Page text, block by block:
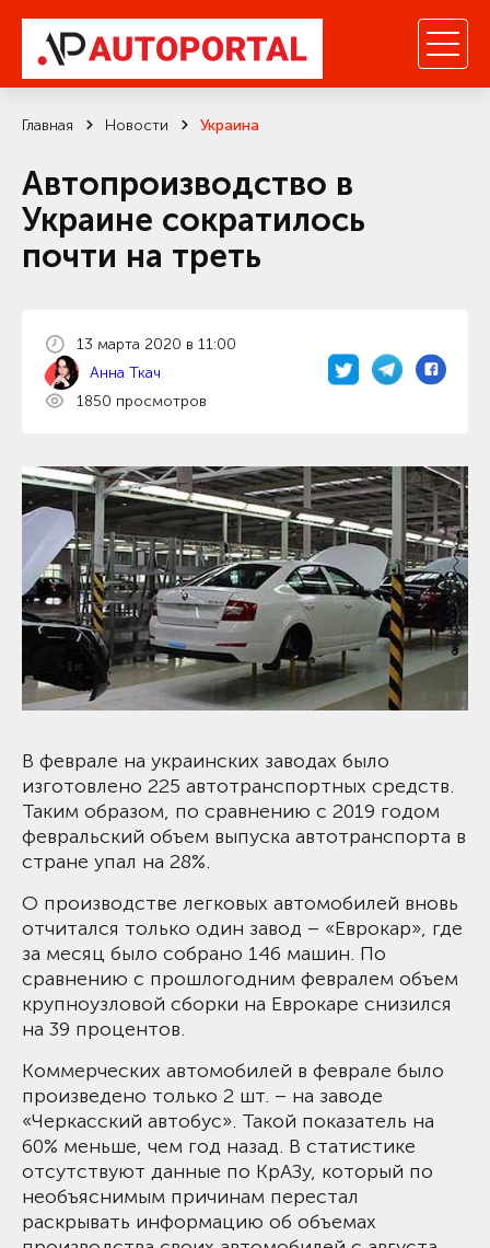
Главная Новости Украина
Автопроизводство в
Украине сократилось
почти на треть
13 марта 2020 в 11:00
Анна Ткач
1850 просмотров
В феврале на украинских заводах было
изготовлено 225 автотранспортных средств.
Таким образом, по сравнению с 2019 годом
февральский объем выпуска автотранспорта в
стране упал на 28%.
О производстве легковых автомобилей вновь
отчитался только один завод – «Еврокар», где
за месяц было собрано 146 машин. По
сравнению с прошлогодним февралем объем
крупноузловой сборки на Еврокаре снизился
на 39 процентов.
Коммерческих автомобилей в феврале было
произведено только 2 шт. – на заводе
«Черкасский автобус». Такой показатель на
60% меньше, чем год назад. В статистике
отсутствуют данные по КрАЗу, который по
необъяснимым причинам перестал
раскрывать информацию об объемах